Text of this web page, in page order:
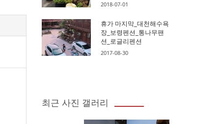
2018-07-01
휴가 마지막_대천해수욕
장_보령펜션_통나무팬
션_로글리펜션
2017-08-30
최근 사진 갤러리